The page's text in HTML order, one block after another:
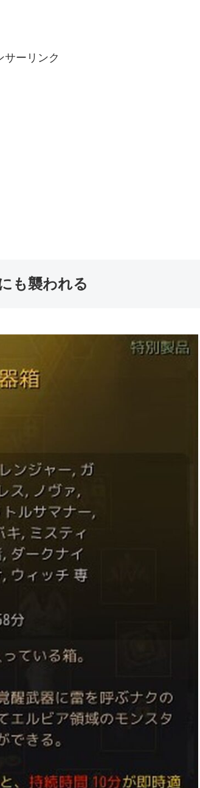
サーリンク
も襲われる